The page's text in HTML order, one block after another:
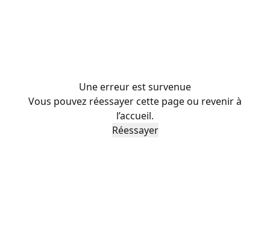
Une erreur est survenue
Vous pouvez réessayer cette page ou revenir à
l’accueil.
Réessayer